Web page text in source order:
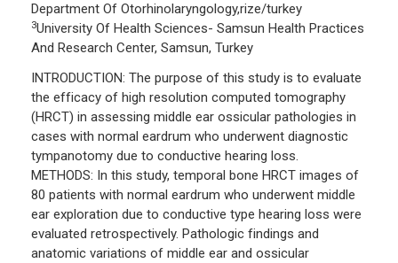
Department Of Otorhinolaryngology,rize/turkey
3University Of Health Sciences- Samsun Health Practices
And Research Center, Samsun, Turkey
INTRODUCTION: The purpose of this study is to evaluate
the efficacy of high resolution computed tomography
(HRCT) in assessing middle ear ossicular pathologies in
cases with normal eardrum who underwent diagnostic
tympanotomy due to conductive hearing loss.
METHODS: In this study, temporal bone HRCT images of
80 patients with normal eardrum who underwent middle
ear exploration due to conductive type hearing loss were
evaluated retrospectively. Pathologic findings and
anatomic variations of middle ear and ossicular